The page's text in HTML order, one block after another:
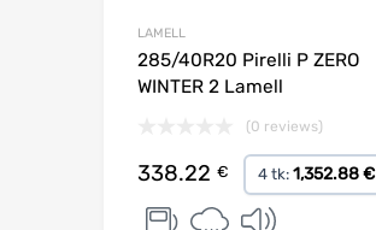
LAMELL
285/40R20 Pirelli P ZERO
WINTER 2 Lamell
(0 reviews)
338.22 € 4 tk: 1,352.88 €